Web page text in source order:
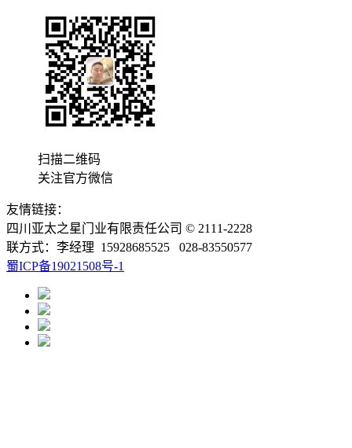
扫描二维码
关注官方微信
友情链接：
四川亚太之星门业有限责任公司 © 2111-2228
联方式：李经理 15928685525 028-83550577
蜀ICP备19021508号-1